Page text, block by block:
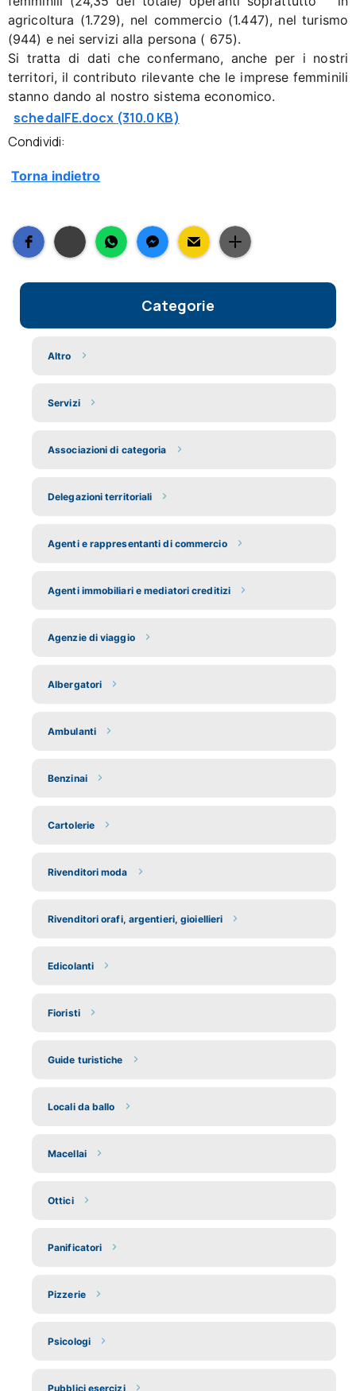
agricoltura (1.729), nel commercio (1.447), nel turismo
(944) e nei servizi alla persona ( 675).
Si tratta di dati che confermano, anche per i nostri
territori, il contributo rilevante che le imprese femminili
stanno dando al nostro sistema economico.
schedaIFE.docx (310.0 KB)
Condividi:
Torna indietro
Categorie
Altro
Servizi
Associazioni di categoria
Delegazioni territoriali
Agenti e rappresentanti di commercio
Agenti immobiliari e mediatori creditizi
Agenzie di viaggio
Albergatori
Ambulanti
Benzinai
Cartolerie
Rivenditori moda
Rivenditori orafi, argentieri, gioiellieri
Edicolanti
Fioristi
Guide turistiche
Locali da ballo
Macellai
Ottici
Panificatori
Pizzerie
Psicologi
Pubblici esercizi